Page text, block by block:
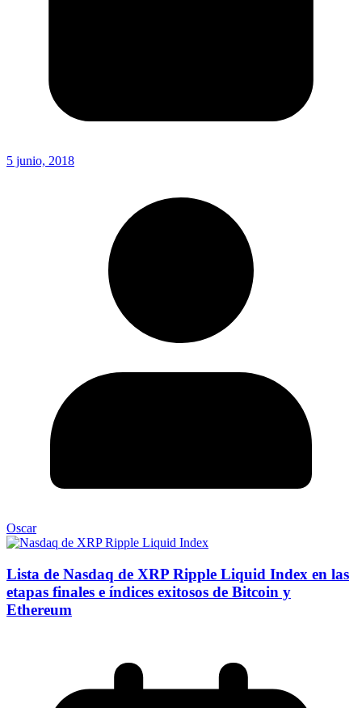
5 junio, 2018
Oscar
Lista de Nasdaq de XRP Ripple Liquid Index en las
etapas finales e índices exitosos de Bitcoin y
Ethereum